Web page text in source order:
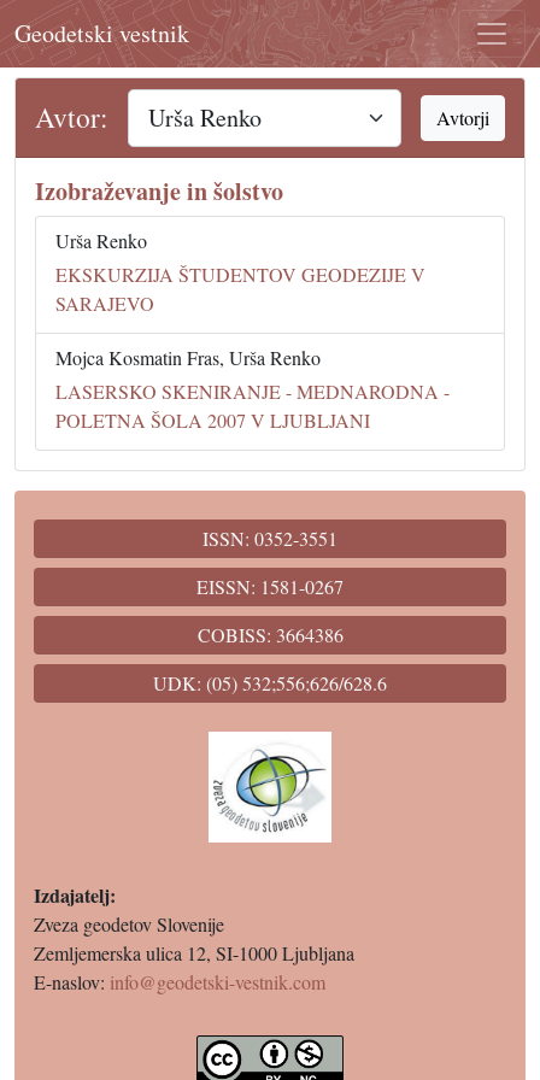
Geodetski vestnik
Avtor: Avtorji
Izobraževanje in šolstvo
Urša Renko
EKSKURZIJA ŠTUDENTOV GEODEZIJE V
SARAJEVO
Mojca Kosmatin Fras, Urša Renko
LASERSKO SKENIRANJE - MEDNARODNA -
POLETNA ŠOLA 2007 V LJUBLJANI
ISSN: 0352-3551
EISSN: 1581-0267
COBISS: 3664386
UDK: (05) 532;556;626/628.6
Izdajatelj:
Zveza geodetov Slovenije
Zemljemerska ulica 12, SI-1000 Ljubljana
E-naslov: info@geodetski-vestnik.com